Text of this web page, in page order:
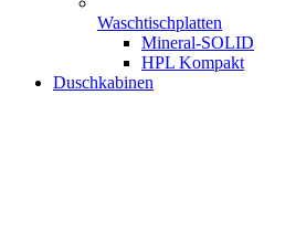
Waschtischplatten
Mineral-SOLID
HPL Kompakt
Duschkabinen